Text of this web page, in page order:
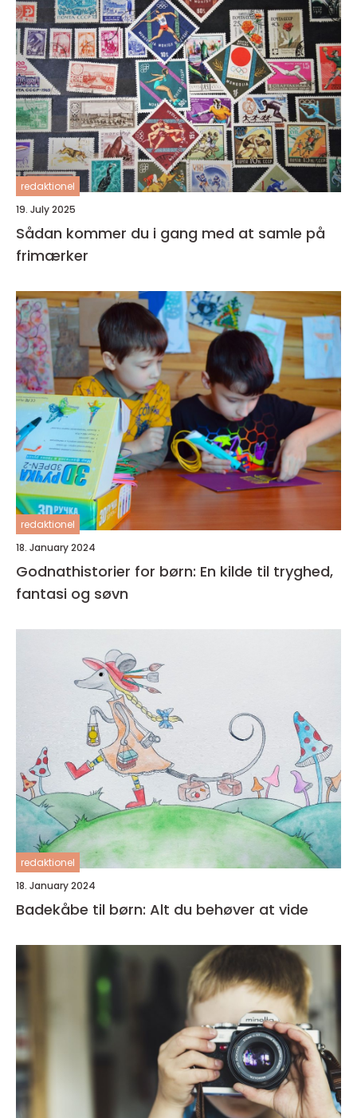
redaktionel
19. July 2025
Sådan kommer du i gang med at samle på
frimærker
redaktionel
18. January 2024
Godnathistorier for børn: En kilde til tryghed,
fantasi og søvn
redaktionel
18. January 2024
Badekåbe til børn: Alt du behøver at vide